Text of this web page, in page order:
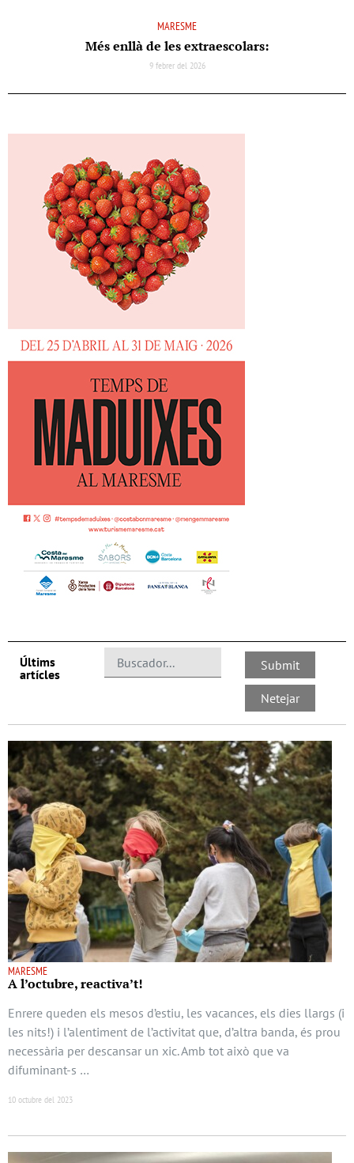
MARESME
Més enllà de les extraescolars:
9 febrer del 2026
Últims
artícles
MARESME
A l’octubre, reactiva’t!
Enrere queden els mesos d’estiu, les vacances, els dies llargs (i
les nits!) i l’alentiment de l’activitat que, d’altra banda, és prou
necessària per descansar un xic. Amb tot això que va
difuminant-s …
10 octubre del 2023